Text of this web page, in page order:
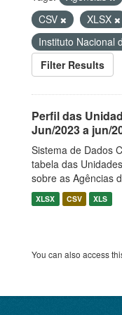
CSV
XLSX
Instituto Nacional
Filter Results
Perfil das
Jun/2023 a jun/
Sistema de Dados
tabela das
sobre as Agências
XLSX CSV XLS
You can also access